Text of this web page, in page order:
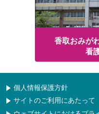
香取おみが
看
個人情報保護方針
サイトのご利用にあたって